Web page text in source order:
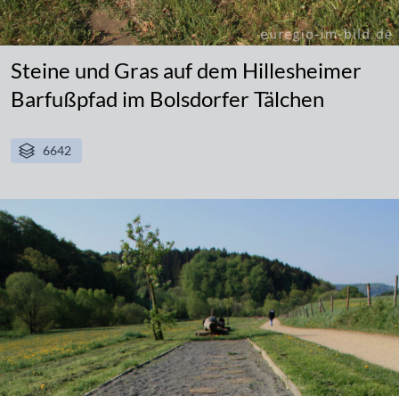
Steine und Gras auf dem Hillesheimer
Barfußpfad im Bolsdorfer Tälchen
6642